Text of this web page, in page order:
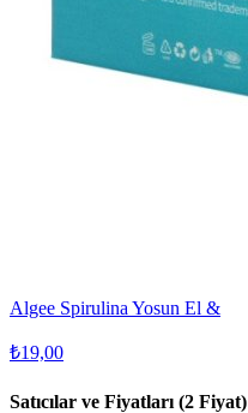
Algee Spirulina Yosun El &
₺19,00
Satıcılar ve Fiyatları (2 Fiyat)